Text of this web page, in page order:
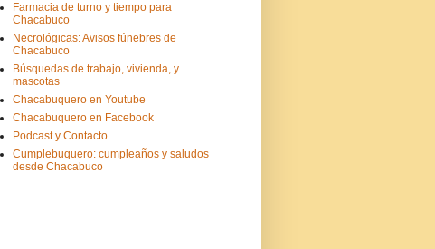
Farmacia de turno y tiempo para
Chacabuco
Necrológicas: Avisos fúnebres de
Chacabuco
Búsquedas de trabajo, vivienda, y
mascotas
Chacabuquero en Youtube
Chacabuquero en Facebook
Podcast y Contacto
Cumplebuquero: cumpleaños y saludos
desde Chacabuco